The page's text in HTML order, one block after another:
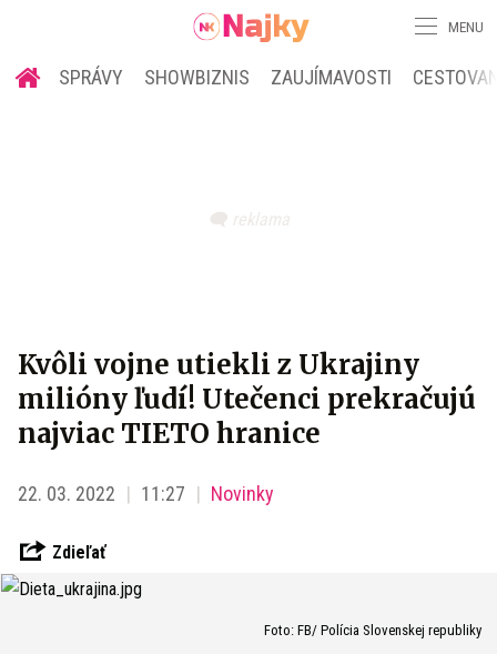
MENU
SPRÁVY SHOWBIZNIS ZAUJÍMAVOSTI
Kvôli vojne utiekli z Ukrajiny
milióny ľudí! Utečenci prekračujú
najviac TIETO hranice
22. 03. 2022 11:27 Novinky
Zdieľať
Foto: FB/ Polícia Slovenskej republiky